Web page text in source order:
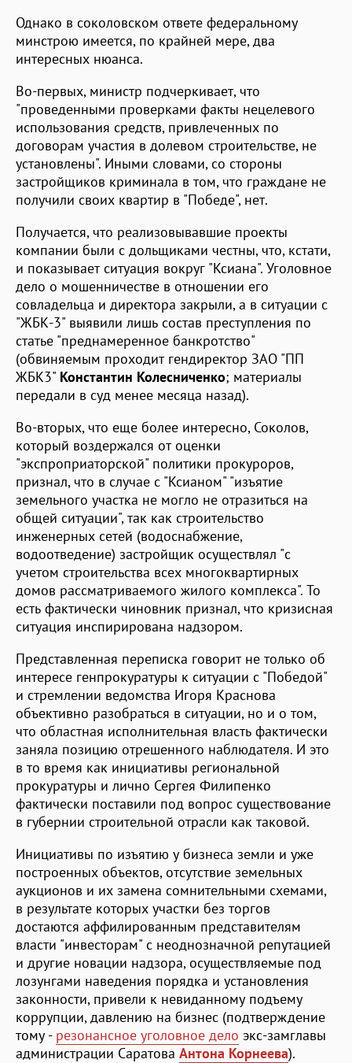
Однако в соколовском ответе федеральному
минстрою имеется, по крайней мере, два
интересных нюанса.
Во-первых, министр подчеркивает, что
"проведенными проверками факты нецелевого
использования средств, привлеченных по
договорам участия в долевом строительстве, не
установлены". Иными словами, со стороны
застройщиков криминала в том, что граждане не
получили своих квартир в "Победе", нет.
Получается, что реализовывавшие проекты
компании были с дольщиками честны, что, кстати,
и показывает ситуация вокруг "Ксиана". Уголовное
дело о мошенничестве в отношении его
совладельца и директора закрыли, а в ситуации с
"ЖБК-3" выявили лишь состав преступления по
статье "преднамеренное банкротство"
(обвиняемым проходит гендиректор ЗАО "ПП
ЖБК3" Константин Колесниченко; материалы
передали в суд менее месяца назад).
Во-вторых, что еще более интересно, Соколов,
который воздержался от оценки
"экспроприаторской" политики прокуроров,
признал, что в случае с "Ксианом" "изъятие
земельного участка не могло не отразиться на
общей ситуации", так как строительство
инженерных сетей (водоснабжение,
водоотведение) застройщик осуществлял "с
учетом строительства всех многоквартирных
домов рассматриваемого жилого комплекса". То
есть фактически чиновник признал, что кризисная
ситуация инспирирована надзором.
Представленная переписка говорит не только об
интересе генпрокуратуры к ситуации с "Победой"
и стремлении ведомства Игоря Краснова
объективно разобраться в ситуации, но и о том,
что областная исполнительная власть фактически
заняла позицию отрешенного наблюдателя. И это
в то время как инициативы региональной
прокуратуры и лично Сергея Филипенко
фактически поставили под вопрос существование
в губернии строительной отрасли как таковой.
Инициативы по изъятию у бизнеса земли и уже
построенных объектов, отсутствие земельных
аукционов и их замена сомнительными схемами,
в результате которых участки без торгов
достаются аффилированным представителям
власти "инвесторам" с неоднозначной репутацией
и другие новации надзора, осуществляемые под
лозунгами наведения порядка и установления
законности, привели к невиданному подъему
коррупции, давлению на бизнес (подтверждение
тому - резонансное уголовное дело экс-замглавы
администрации Саратова Антона Корнеева).